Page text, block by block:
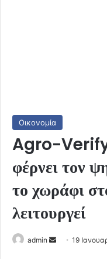
Οικονομία
Agro-
φέρνει τον
το χωράφι
λειτουργεί
admin
Send19